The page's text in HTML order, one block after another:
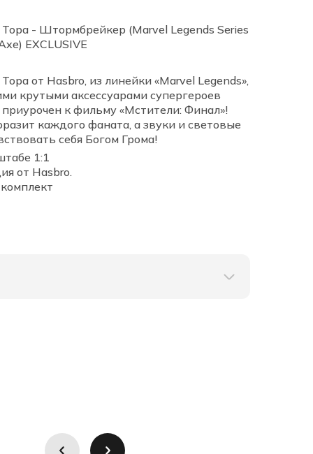
- Штормбрейкер (Marvel Legends Series
EXCLUSIVE
от Hasbro, из линейки «Marvel Legends»,
крутыми аксессуарами супергероев
к фильму «Мстители: Финал»!
каждого фаната, а звуки и световые
себя Богом Грома!
1:1
от Hasbro.